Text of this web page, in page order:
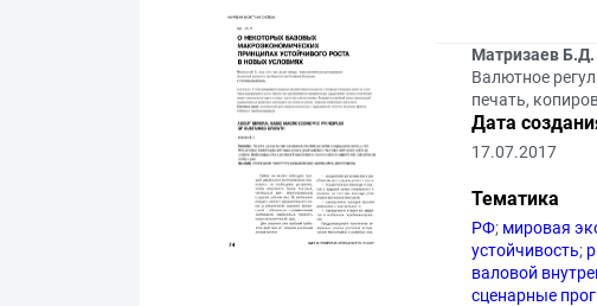
Матризаев Б.Д.
Валютное
печать,
Дата
17.07.2017
Тематика
РФ; мировая
устойчивость;
валовой
сценарные